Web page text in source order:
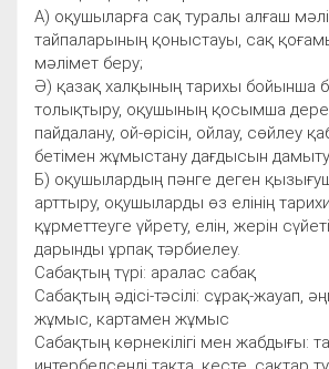
А) оқушыларға сақ туралы алғаш
тайпаларының қоныстауы, сақ
мәлімет беру;
Ә) қазақ халқының тарихы бойынша
толықтыру, оқушының қосымша
пайдалану, ой-өрісін, ойлау, сөйлеу
бетімен жұмыстану дағдысын
Б) оқушылардың пәнге деген
арттыру, оқушыларды өз елінің
құрметтеуге үйрету, елін, жерін
дарынды ұрпақ тәрбиелеу.
Сабақтың түрі: аралас сабақ
Сабақтың әдісі-тәсілі: сұрақ-жауап,
жұмыс, картамен жұмыс
Сабақтың көрнекілігі мен жабдығы: